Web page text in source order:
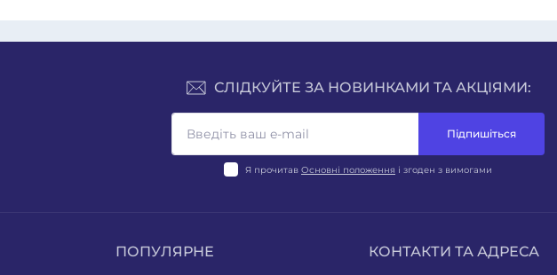
СЛІДКУЙТЕ ЗА НОВИНКАМИ ТА АКЦІЯМИ:
Підпишіться
Я прочитав Основні положення і згоден з вимогами
ПОПУЛЯРНЕ КОНТАКТИ ТА АДРЕСА